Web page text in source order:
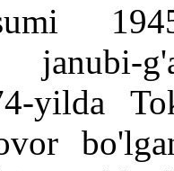
janubi-
yilda